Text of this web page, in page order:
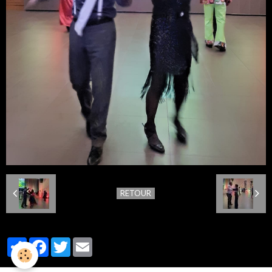
RETOUR
PartagerFacebook
Twitter